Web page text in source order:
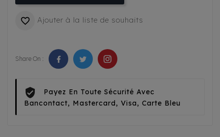
 Ajouter à la liste de souhaits
Share On :
Payez En Toute Sécurité Avec
Bancontact, Mastercard, Visa, Carte Bleu